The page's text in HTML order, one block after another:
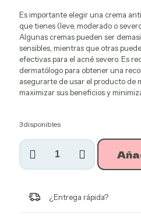
Es importante elegir una crema
que tienes (leve, moderado o
Algunas cremas pueden ser
sensibles, mientras que otras
efectivas para el acné severo. Es
dermatólogo para obtener una
asegurarte de usar el producto de
maximizar sus beneficios y
3 disponibles
Crema
acne
¿Entrega rápida?